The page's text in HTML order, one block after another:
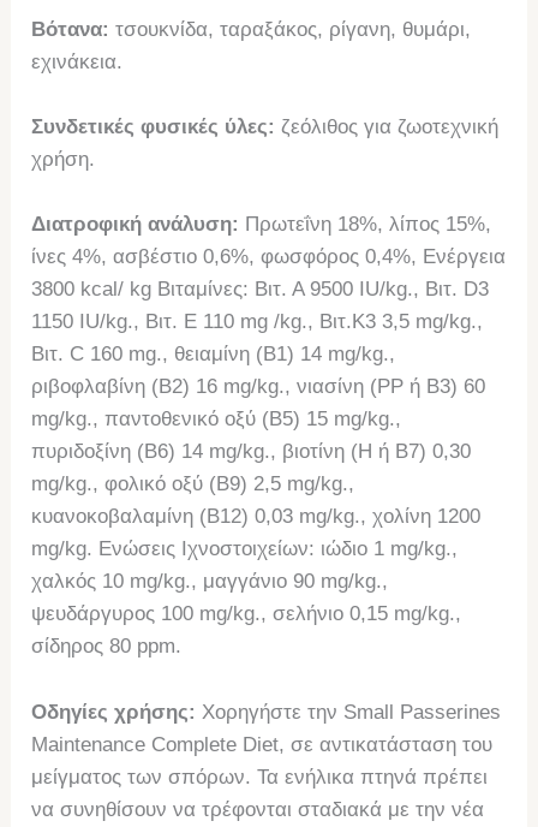
Βότανα: τσουκνίδα, ταραξάκος, ρίγανη, θυμάρι,
εχινάκεια.
Συνδετικές φυσικές ύλες: ζεόλιθος για ζωοτεχνική
χρήση.
Διατροφική ανάλυση: Πρωτεΐνη 18%, λίπος 15%,
ίνες 4%, ασβέστιο 0,6%, φωσφόρος 0,4%, Ενέργεια
3800 kcal/ kg Βιταμίνες: Βιτ. Α 9500 IU/kg., Βιτ. D3
1150 IU/kg., Βιτ. E 110 mg /kg., Βιτ.Κ3 3,5 mg/kg.,
Βιτ. C 160 mg., θειαμίνη (Β1) 14 mg/kg.,
ριβοφλαβίνη (Β2) 16 mg/kg., νιασίνη (PP ή Β3) 60
mg/kg., παντοθενικό οξύ (Β5) 15 mg/kg.,
πυριδοξίνη (Β6) 14 mg/kg., βιοτίνη (Η ή Β7) 0,30
mg/kg., φολικό οξύ (Β9) 2,5 mg/kg.,
κυανοκοβαλαμίνη (Β12) 0,03 mg/kg., χολίνη 1200
mg/kg. Ενώσεις Ιχνοστοιχείων: ιώδιο 1 mg/kg.,
χαλκός 10 mg/kg., μαγγάνιο 90 mg/kg.,
ψευδάργυρος 100 mg/kg., σελήνιο 0,15 mg/kg.,
σίδηρος 80 ppm.
Οδηγίες χρήσης: Χορηγήστε την Small Passerines
Μaintenance Complete Diet, σε αντικατάσταση του
μείγματος των σπόρων. Τα ενήλικα πτηνά πρέπει
να συνηθίσουν να τρέφονται σταδιακά με την νέα